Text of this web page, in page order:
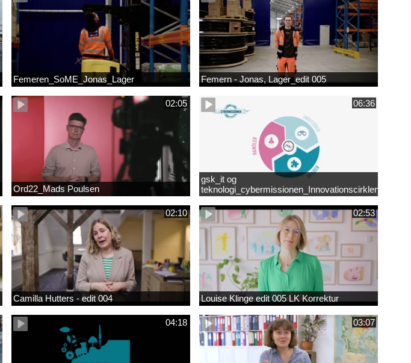
Femeren_SoME_Jonas_Lager Femern - Jonas, Lager_edit 005
02:05
Ord22_Mads Poulsen
06:36
gsk_it og
teknologi_cybermissionen_Innovationscirklen
02:10
Camilla Hutters - edit 004
02:53
Louise Klinge edit 005 LK Korrektur
04:18 03:07